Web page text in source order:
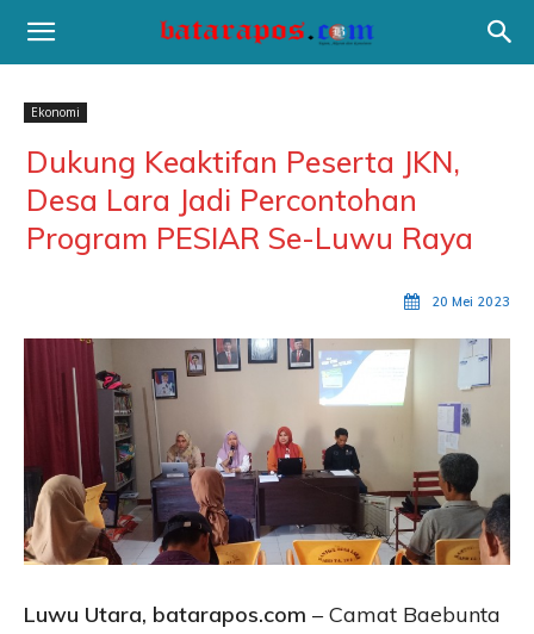
Ekonomi
Dukung Keaktifan Peserta JKN,
Desa Lara Jadi Percontohan
Program PESIAR Se-Luwu Raya
20 Mei 2023
Luwu Utara, batarapos.com – Camat Baebunta